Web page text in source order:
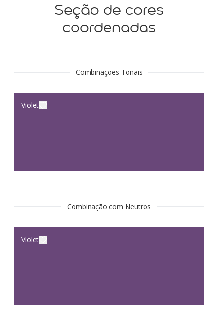
Seção de cores
coordenadas
Combinações Tonais
Violet
Combinação com Neutros
Violet